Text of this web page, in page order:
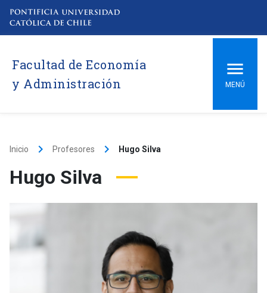
Facultad de Economía
y Administración
MENÚ
Inicio keyboard_arrow_right Profesores keyboard_arrow_right Hugo Silva
Hugo Silva